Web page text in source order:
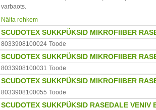
Maaletooja: EPP AS, Pärnu mnt 7a, 69103 Karksi-
varbaots.
N- Nero - must. D- Daino - helepruun.
Scudotexi suurusnumber 5 Kinga number 40-41. Kaal
Päritoluriik: Itaalia
Maaletooja: EPP AS, Pärnu mnt 7a, 69103 Karksi-
Näita rohkem
SCUDOTEX SUKKPÜKSID MIKROFIIBER
8033908100024 Toode
SCUDOTEX SUKKPÜKSID MIKROFIIBER
8033908100031 Toode
SCUDOTEX SUKKPÜKSID MIKROFIIBER
8033908100055 Toode
SCUDOTEX SUKKPÜKSID RASEDALE VENIV